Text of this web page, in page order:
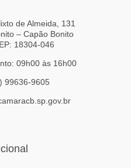
de Almeida, 131
– Capão Bonito
18304-046
09h00 às 16h00
99636-9605